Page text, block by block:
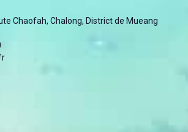
Chaofah, Chalong, District de Mueang